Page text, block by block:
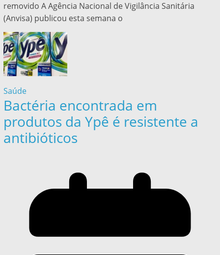
removido A Agência Nacional de Vigilância Sanitária
(Anvisa) publicou esta semana o
Saúde
Bactéria encontrada em
produtos da Ypê é resistente a
antibióticos